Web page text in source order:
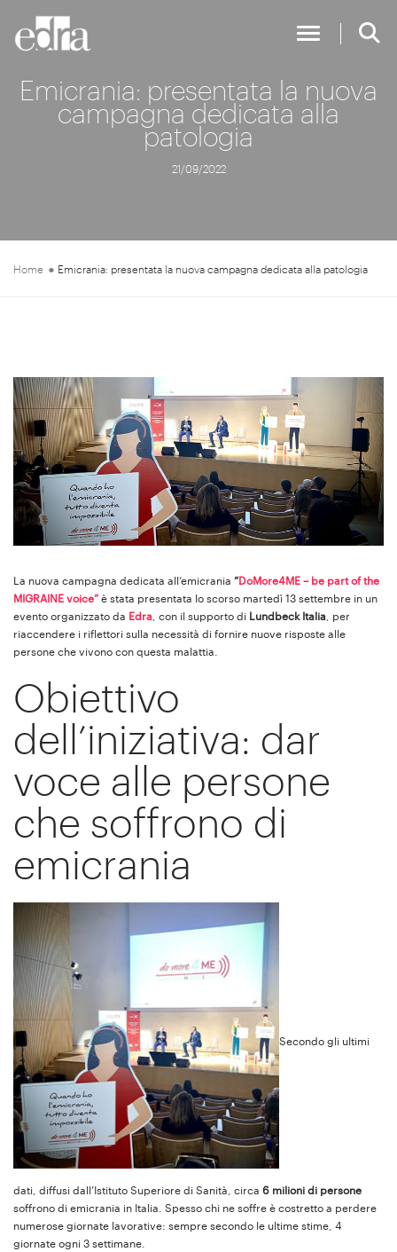
Toggle
Emicrania: presentata la nuova
campagna dedicata alla
patologia
21/09/2022
Home Emicrania: presentata la nuova campagna dedicata alla patologia
La nuova campagna dedicata all’emicrania “DoMore4ME – be part of the
MIGRAINE voice” è stata presentata lo scorso martedì 13 settembre in un
evento organizzato da Edra, con il supporto di Lundbeck Italia, per
riaccendere i riflettori sulla necessità di fornire nuove risposte alle
persone che vivono con questa malattia.
Obiettivo
dell’iniziativa: dar
voce alle persone
che soffrono di
emicrania
Secondo gli ultimi
dati, diffusi dall’Istituto Superiore di Sanità, circa 6 milioni di persone
soffrono di emicrania in Italia. Spesso chi ne soffre è costretto a perdere
numerose giornate lavorative: sempre secondo le ultime stime, 4
giornate ogni 3 settimane.